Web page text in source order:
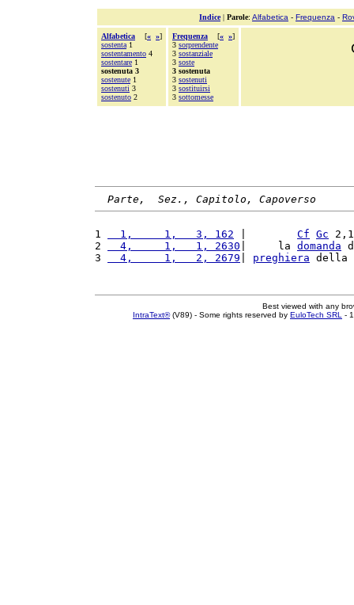
Indice| Parole: Alfabetica - Frequenza -
Alfabetica [« »]
sostenta 1
sostentamento 4
sostentare 1
sostenuta 3
sostenute 1
sostenuti 3
sostenuto 2
Frequenza [« »]
3 sorprendente
3 sostanziale
3 soste
3 sostenuta
3 sostenuti
3 sostituirsi
3 sottomesse
Parte,  Sez., Capitolo, Capoverso
1
  1,     1,   3, 162
Cf Gc
2
  4,     1,   1, 2630
|     la domanda
3
  4,     1,   2, 2679
preghiera della
Best viewed with any
IntraText®(V89) - Some rights reserved by EuloTech SRL -